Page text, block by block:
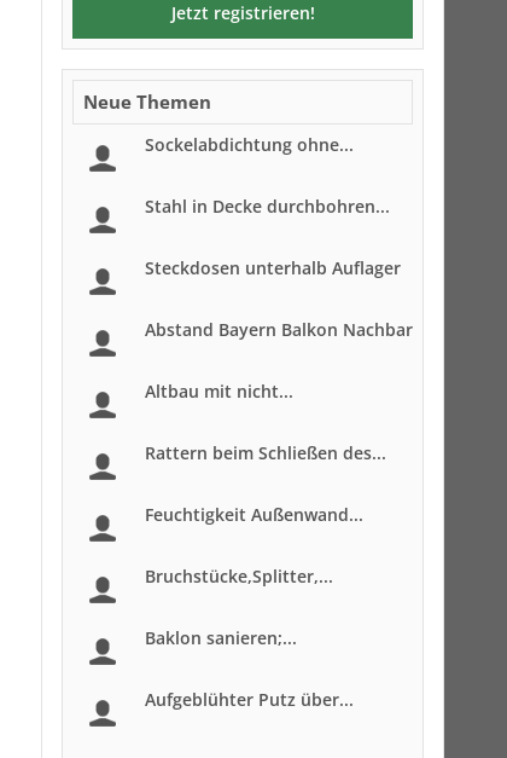
Jetzt registrieren!
Neue Themen
Sockelabdichtung ohne...
Stahl in Decke durchbohren...
Steckdosen unterhalb Auflager
Abstand Bayern Balkon Nachbar
Altbau mit nicht...
Rattern beim Schließen des...
Feuchtigkeit Außenwand...
Bruchstücke,Splitter,...
Baklon sanieren;...
Aufgeblühter Putz über...